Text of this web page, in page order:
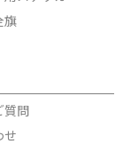
旗
質問
せ